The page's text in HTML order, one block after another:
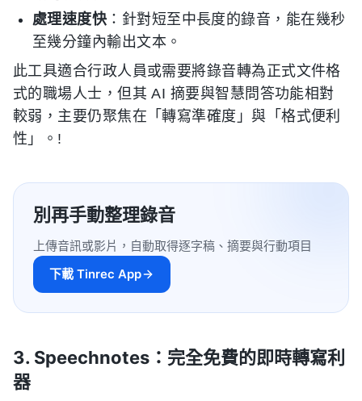
處理速度快：針對短至中長度的錄音，能在幾秒
至幾分鐘內輸出文本。
此工具適合行政人員或需要將錄音轉為正式文件格
式的職場人士，但其 AI 摘要與智慧問答功能相對
較弱，主要仍聚焦在「轉寫準確度」與「格式便利
性」。!
別再手動整理錄音
上傳音訊或影片，自動取得逐字稿、摘要與行動項目
下載 Tinrec App
3. Speechnotes：完全免費的即時轉寫利
器